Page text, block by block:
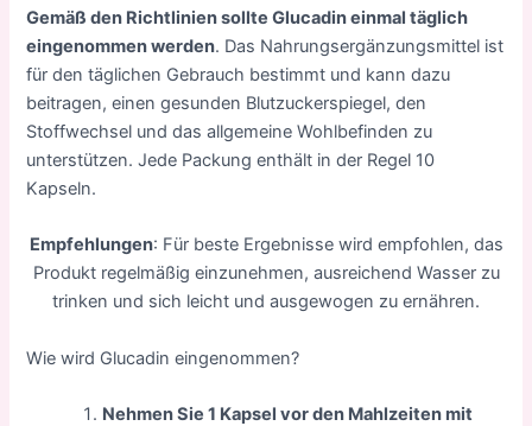
Gemäß den Richtlinien sollte Glucadin einmal täglich
eingenommen werden. Das Nahrungsergänzungsmittel ist
für den täglichen Gebrauch bestimmt und kann dazu
beitragen, einen gesunden Blutzuckerspiegel, den
Stoffwechsel und das allgemeine Wohlbefinden zu
unterstützen. Jede Packung enthält in der Regel 10
Kapseln.
Empfehlungen: Für beste Ergebnisse wird empfohlen, das
Produkt regelmäßig einzunehmen, ausreichend Wasser zu
trinken und sich leicht und ausgewogen zu ernähren.
Wie wird Glucadin eingenommen?
Nehmen Sie 1 Kapsel vor den Mahlzeiten mit